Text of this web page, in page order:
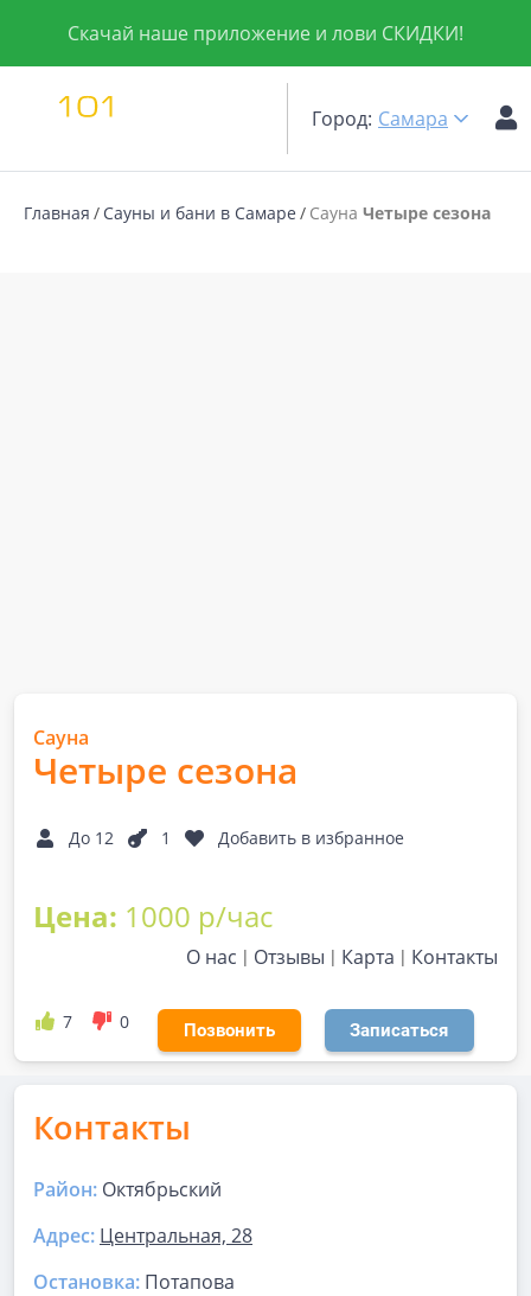
Скачай наше приложение и лови СКИДКИ!
Город: Самара
Главная Сауны и бани в Самаре Сауна Четыре сезона
Сауна
Четыре сезона
До 12 1 Добавить в избранное
Цена: 1000 р/час
О нас Отзывы Карта Контакты
7 0 Позвонить Записаться
Контакты
Район: Октябрьский
Адрес: Центральная, 28
Остановка: Потапова